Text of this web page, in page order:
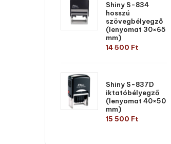
Shiny S-834
hosszú
szövegbélyegző
(lenyomat 30×65
mm)
14 500 Ft
Shiny S-837D
iktatóbélyegző
(lenyomat 40×50
mm)
15 500 Ft